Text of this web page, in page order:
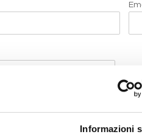
Informazioni